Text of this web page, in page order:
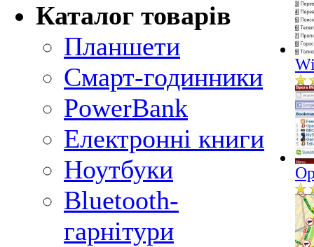
Каталог товарів
Планшети
Смарт-годинники
PowerBank
Електронні книги
Ноутбуки
Bluetooth-
гарнітури